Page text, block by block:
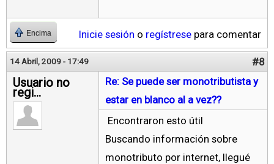
Encima Inicie sesión o regístrese para comentar
14 Abril, 2009 - 17:49 #8
Usuario no
regi...
Re: Se puede ser monotributista y
estar en blanco al a vez??
Encontraron esto útil
Buscando información sobre
monotributo por internet, llegué